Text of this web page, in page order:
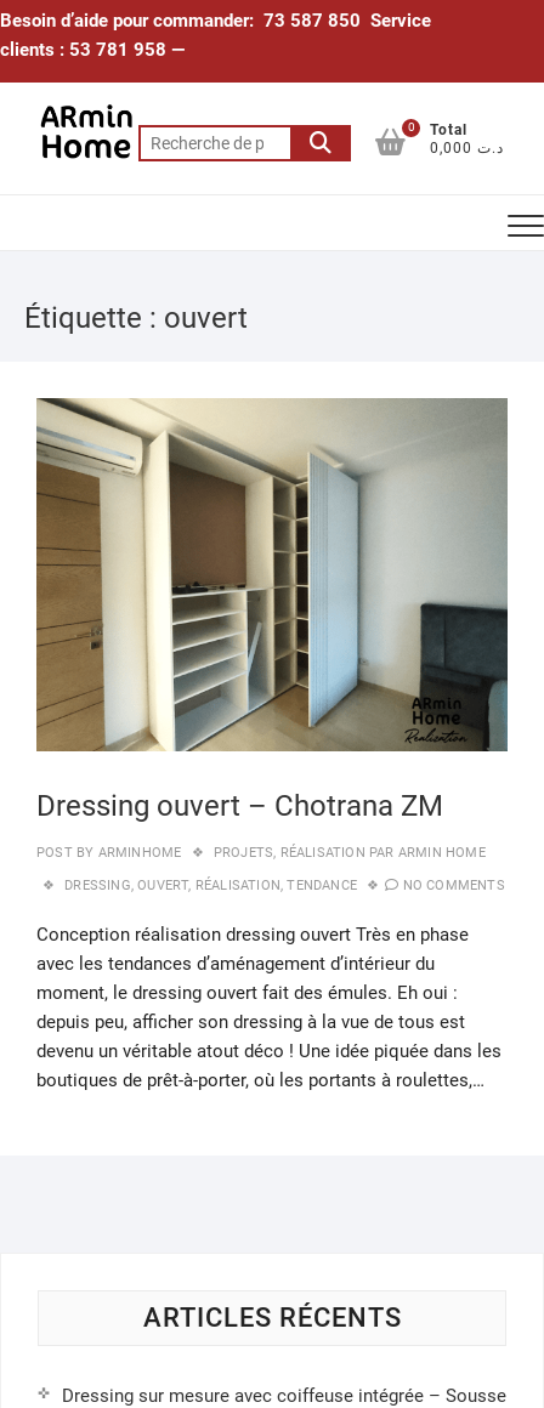
Skip
to
Besoin d’aide pour commander: 73 587 850 Service
clients : 53 781 958 —
Recherche
pour :
0
Total
0,000 د.ت
Étiquette : ouvert
Dressing ouvert – Chotrana ZM
POST BY ARMINHOME PROJETS, RÉALISATION PAR ARMIN HOME
DRESSING,OUVERT, RÉALISATION,TENDANCE NO COMMENTS
Conception réalisation dressing ouvert Très en phase
avec les tendances d’aménagement d’intérieur du
moment, le dressing ouvert fait des émules. Eh oui :
depuis peu, afficher son dressing à la vue de tous est
devenu un véritable atout déco ! Une idée piquée dans les
boutiques de prêt-à-porter, où les portants à roulettes,…
ARTICLES RÉCENTS
Dressing sur mesure avec coiffeuse intégrée – Sousse